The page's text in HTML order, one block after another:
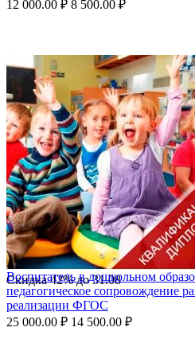
12 000.00 ₽ 8 500.00 ₽
Скидка42%до31.08
Воспитатель в дошкольном
педагогическое сопровождение
реализации ФГОС
25 000.00 ₽ 14 500.00 ₽